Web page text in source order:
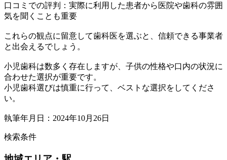
口コミでの評判：実際に利用した患者から医院や歯科の雰囲
気を聞くことも重要
これらの観点に留意して歯科医を選ぶと、信頼できる事業者
と出会えるでしょう。
小児歯科は数多く存在しますが、子供の性格や口内の状況に
合わせた選択が重要です。
小児歯科選びは慎重に行って、ベストな選択をしてくださ
い。
執筆年月日：2024年10月26日
検索条件